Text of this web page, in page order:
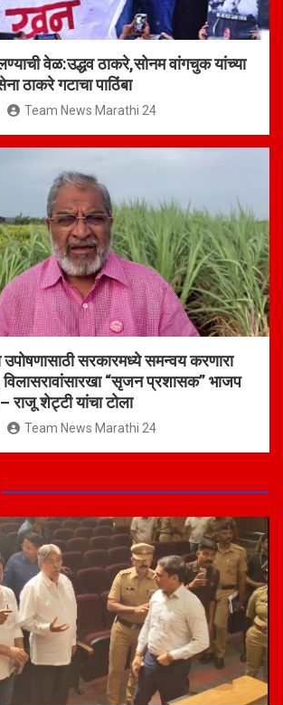
वेळ:उद्धव ठाकरे,सोनम वांगचुक यांच्या
ठाकरे गटाचा पाठिंबा
Team News Marathi 24
सरकारमध्ये समन्वय करणारा
विलासरावांसारखा “सृजन प्रशासक” भाजप
राजू शेट्टी यांचा टोला
Team News Marathi 24